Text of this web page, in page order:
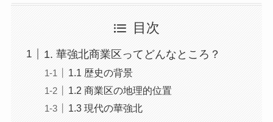
目次
1. 華強北商業区ってどんなところ？
1.1 歴史の背景
1.2 商業区の地理的位置
1.3 現代の華強北